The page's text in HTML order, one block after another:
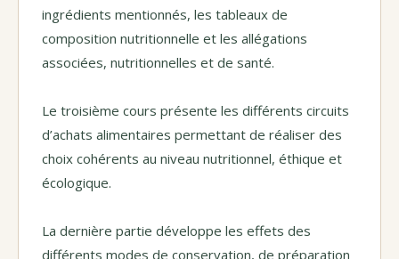
ingrédients mentionnés, les tableaux de
composition nutritionnelle et les allégations
associées, nutritionnelles et de santé.
Le troisième cours présente les différents circuits
d’achats alimentaires permettant de réaliser des
choix cohérents au niveau nutritionnel, éthique et
écologique.
La dernière partie développe les effets des
différents modes de conservation, de préparation